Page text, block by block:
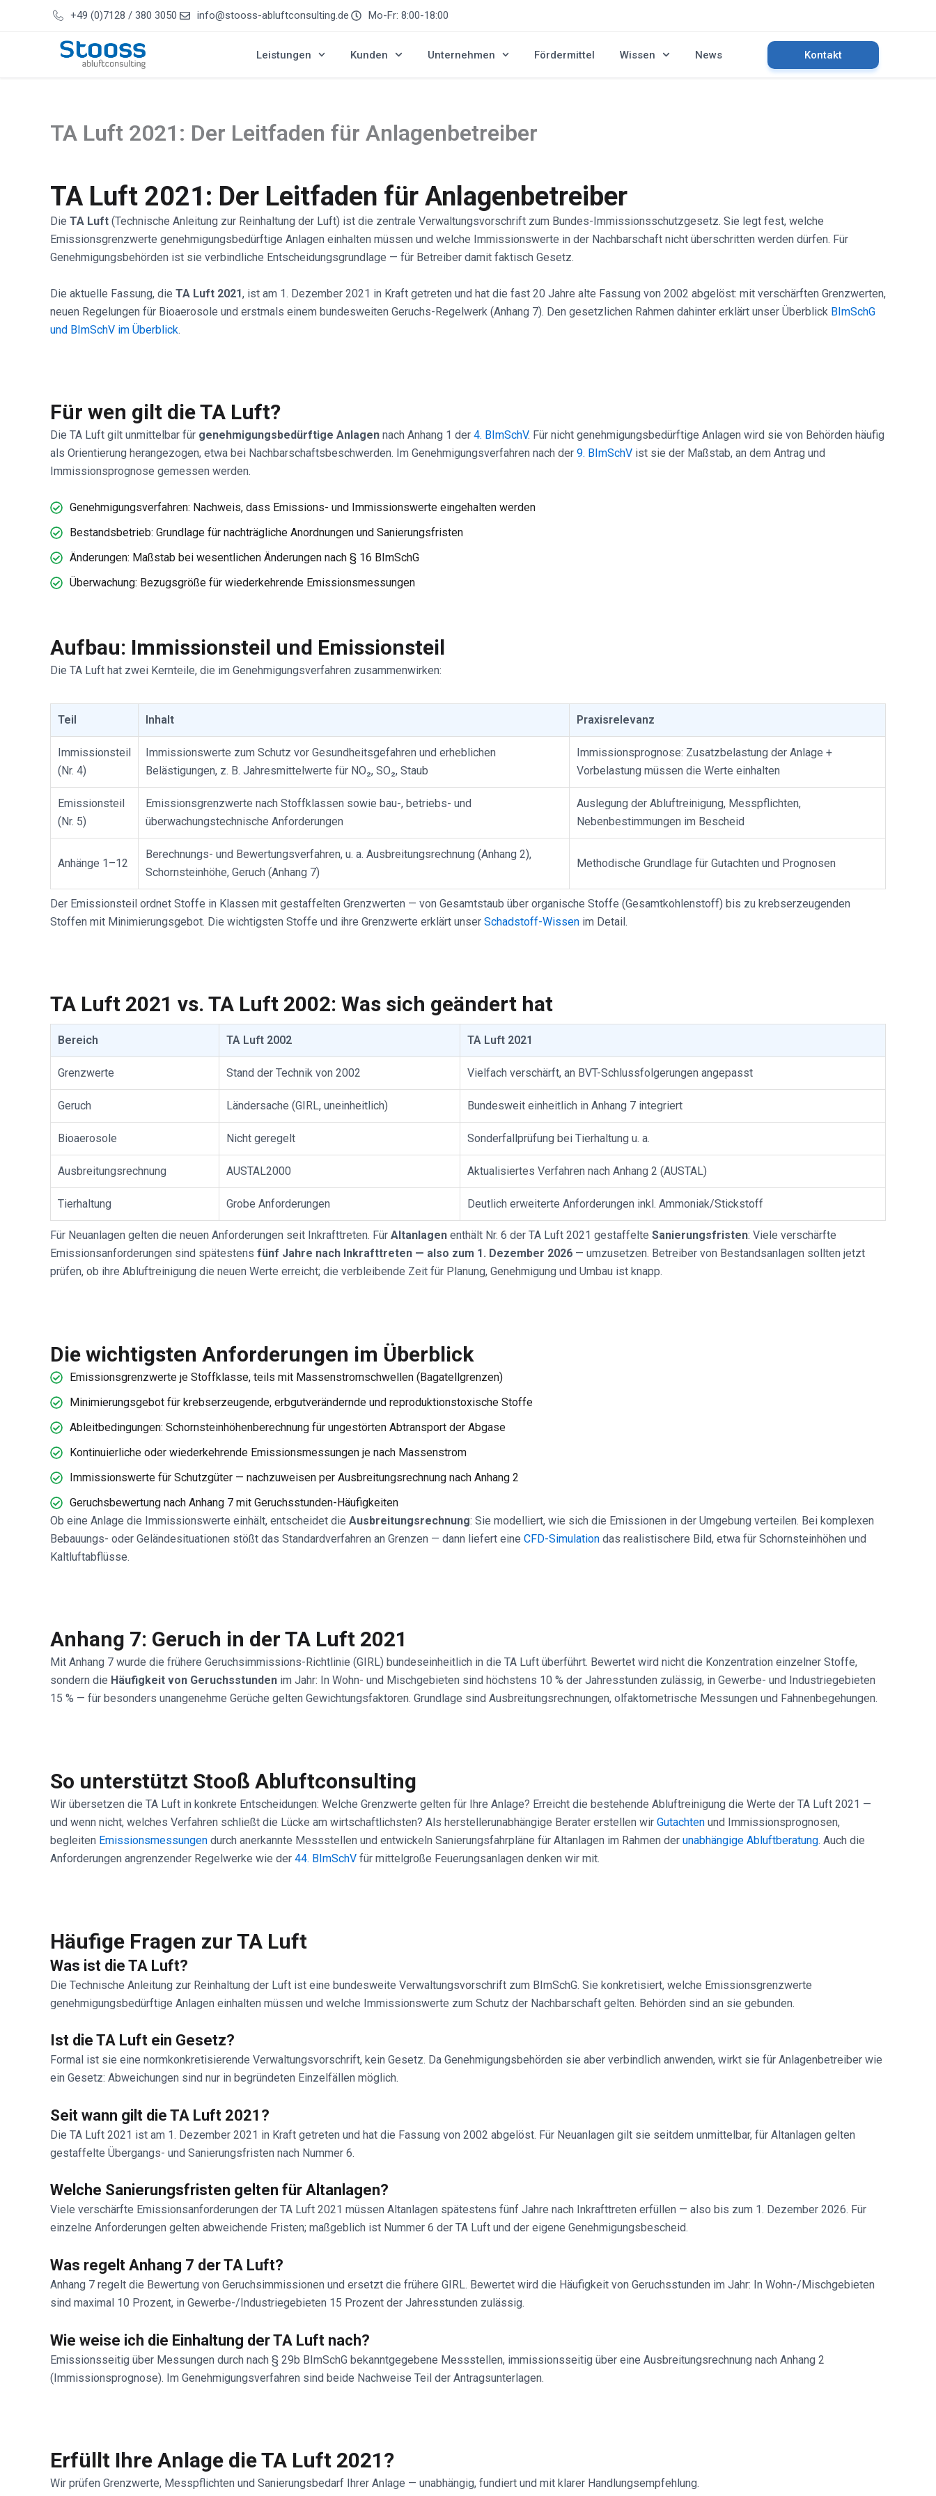
+49 (0)7128 / 380 3050 info@stooss-abluftconsulting.de Mo-Fr: 8:00-18:00
Leistungen Kunden Unternehmen Fördermittel Wissen News Kontakt
TA Luft 2021: Der Leitfaden für Anlagenbetreiber
TA Luft 2021: Der Leitfaden für Anlagenbetreiber
Die TA Luft (Technische Anleitung zur Reinhaltung der Luft) ist die zentrale Verwaltungsvorschrift zum Bundes-Immissionsschutzgesetz. Sie legt fest, welche
Emissionsgrenzwerte genehmigungsbedürftige Anlagen einhalten müssen und welche Immissionswerte in der Nachbarschaft nicht überschritten werden dürfen. Für
Genehmigungsbehörden ist sie verbindliche Entscheidungsgrundlage — für Betreiber damit faktisch Gesetz.
Die aktuelle Fassung, die TA Luft 2021, ist am 1. Dezember 2021 in Kraft getreten und hat die fast 20 Jahre alte Fassung von 2002 abgelöst: mit verschärften Grenzwerten,
neuen Regelungen für Bioaerosole und erstmals einem bundesweiten Geruchs-Regelwerk (Anhang 7). Den gesetzlichen Rahmen dahinter erklärt unser Überblick BImSchG
und BImSchV im Überblick.
Für wen gilt die TA Luft?
Die TA Luft gilt unmittelbar für genehmigungsbedürftige Anlagen nach Anhang 1 der 4. BImSchV. Für nicht genehmigungsbedürftige Anlagen wird sie von Behörden häufig
als Orientierung herangezogen, etwa bei Nachbarschaftsbeschwerden. Im Genehmigungsverfahren nach der 9. BImSchV ist sie der Maßstab, an dem Antrag und
Immissionsprognose gemessen werden.
Genehmigungsverfahren: Nachweis, dass Emissions- und Immissionswerte eingehalten werden
Bestandsbetrieb: Grundlage für nachträgliche Anordnungen und Sanierungsfristen
Änderungen: Maßstab bei wesentlichen Änderungen nach § 16 BImSchG
Überwachung: Bezugsgröße für wiederkehrende Emissionsmessungen
Aufbau: Immissionsteil und Emissionsteil
Die TA Luft hat zwei Kernteile, die im Genehmigungsverfahren zusammenwirken:
Teil Inhalt Praxisrelevanz
Immissionsteil
(Nr. 4)
Immissionswerte zum Schutz vor Gesundheitsgefahren und erheblichen
Belästigungen, z. B. Jahresmittelwerte für NO₂, SO₂, Staub
Immissionsprognose: Zusatzbelastung der Anlage +
Vorbelastung müssen die Werte einhalten
Emissionsteil
(Nr. 5)
Emissionsgrenzwerte nach Stoffklassen sowie bau-, betriebs- und
überwachungstechnische Anforderungen
Auslegung der Abluftreinigung, Messpflichten,
Nebenbestimmungen im Bescheid
Anhänge 1–12
Berechnungs- und Bewertungsverfahren, u. a. Ausbreitungsrechnung (Anhang 2),
Schornsteinhöhe, Geruch (Anhang 7)
Methodische Grundlage für Gutachten und Prognosen
Der Emissionsteil ordnet Stoffe in Klassen mit gestaffelten Grenzwerten — von Gesamtstaub über organische Stoffe (Gesamtkohlenstoff) bis zu krebserzeugenden
Stoffen mit Minimierungsgebot. Die wichtigsten Stoffe und ihre Grenzwerte erklärt unser Schadstoff-Wissen im Detail.
TA Luft 2021 vs. TA Luft 2002: Was sich geändert hat
Bereich TA Luft 2002 TA Luft 2021
Grenzwerte Stand der Technik von 2002 Vielfach verschärft, an BVT-Schlussfolgerungen angepasst
Geruch Ländersache (GIRL, uneinheitlich) Bundesweit einheitlich in Anhang 7 integriert
Bioaerosole Nicht geregelt Sonderfallprüfung bei Tierhaltung u. a.
Ausbreitungsrechnung AUSTAL2000 Aktualisiertes Verfahren nach Anhang 2 (AUSTAL)
Tierhaltung Grobe Anforderungen Deutlich erweiterte Anforderungen inkl. Ammoniak/Stickstoff
Für Neuanlagen gelten die neuen Anforderungen seit Inkrafttreten. Für Altanlagen enthält Nr. 6 der TA Luft 2021 gestaffelte Sanierungsfristen: Viele verschärfte
Emissionsanforderungen sind spätestens fünf Jahre nach Inkrafttreten — also zum 1. Dezember 2026 — umzusetzen. Betreiber von Bestandsanlagen sollten jetzt
prüfen, ob ihre Abluftreinigung die neuen Werte erreicht; die verbleibende Zeit für Planung, Genehmigung und Umbau ist knapp.
Die wichtigsten Anforderungen im Überblick
Emissionsgrenzwerte je Stoffklasse, teils mit Massenstromschwellen (Bagatellgrenzen)
Minimierungsgebot für krebserzeugende, erbgutverändernde und reproduktionstoxische Stoffe
Ableitbedingungen: Schornsteinhöhenberechnung für ungestörten Abtransport der Abgase
Kontinuierliche oder wiederkehrende Emissionsmessungen je nach Massenstrom
Immissionswerte für Schutzgüter — nachzuweisen per Ausbreitungsrechnung nach Anhang 2
Geruchsbewertung nach Anhang 7 mit Geruchsstunden-Häufigkeiten
Ob eine Anlage die Immissionswerte einhält, entscheidet die Ausbreitungsrechnung: Sie modelliert, wie sich die Emissionen in der Umgebung verteilen. Bei komplexen
Bebauungs- oder Geländesituationen stößt das Standardverfahren an Grenzen — dann liefert eine CFD-Simulation das realistischere Bild, etwa für Schornsteinhöhen und
Kaltluftabflüsse.
Anhang 7: Geruch in der TA Luft 2021
Mit Anhang 7 wurde die frühere Geruchsimmissions-Richtlinie (GIRL) bundeseinheitlich in die TA Luft überführt. Bewertet wird nicht die Konzentration einzelner Stoffe,
sondern die Häufigkeit von Geruchsstunden im Jahr: In Wohn- und Mischgebieten sind höchstens 10 % der Jahresstunden zulässig, in Gewerbe- und Industriegebieten
15 % — für besonders unangenehme Gerüche gelten Gewichtungsfaktoren. Grundlage sind Ausbreitungsrechnungen, olfaktometrische Messungen und Fahnenbegehungen.
So unterstützt Stooß Abluftconsulting
Wir übersetzen die TA Luft in konkrete Entscheidungen: Welche Grenzwerte gelten für Ihre Anlage? Erreicht die bestehende Abluftreinigung die Werte der TA Luft 2021 —
und wenn nicht, welches Verfahren schließt die Lücke am wirtschaftlichsten? Als herstellerunabhängige Berater erstellen wir Gutachten und Immissionsprognosen,
begleiten Emissionsmessungen durch anerkannte Messstellen und entwickeln Sanierungsfahrpläne für Altanlagen im Rahmen der unabhängige Abluftberatung. Auch die
Anforderungen angrenzender Regelwerke wie der 44. BImSchV für mittelgroße Feuerungsanlagen denken wir mit.
Häufige Fragen zur TA Luft
Was ist die TA Luft?
Die Technische Anleitung zur Reinhaltung der Luft ist eine bundesweite Verwaltungsvorschrift zum BImSchG. Sie konkretisiert, welche Emissionsgrenzwerte
genehmigungsbedürftige Anlagen einhalten müssen und welche Immissionswerte zum Schutz der Nachbarschaft gelten. Behörden sind an sie gebunden.
Ist die TA Luft ein Gesetz?
Formal ist sie eine normkonkretisierende Verwaltungsvorschrift, kein Gesetz. Da Genehmigungsbehörden sie aber verbindlich anwenden, wirkt sie für Anlagenbetreiber wie
ein Gesetz: Abweichungen sind nur in begründeten Einzelfällen möglich.
Seit wann gilt die TA Luft 2021?
Die TA Luft 2021 ist am 1. Dezember 2021 in Kraft getreten und hat die Fassung von 2002 abgelöst. Für Neuanlagen gilt sie seitdem unmittelbar, für Altanlagen gelten
gestaffelte Übergangs- und Sanierungsfristen nach Nummer 6.
Welche Sanierungsfristen gelten für Altanlagen?
Viele verschärfte Emissionsanforderungen der TA Luft 2021 müssen Altanlagen spätestens fünf Jahre nach Inkrafttreten erfüllen — also bis zum 1. Dezember 2026. Für
einzelne Anforderungen gelten abweichende Fristen; maßgeblich ist Nummer 6 der TA Luft und der eigene Genehmigungsbescheid.
Was regelt Anhang 7 der TA Luft?
Anhang 7 regelt die Bewertung von Geruchsimmissionen und ersetzt die frühere GIRL. Bewertet wird die Häufigkeit von Geruchsstunden im Jahr: In Wohn-/Mischgebieten
sind maximal 10 Prozent, in Gewerbe-/Industriegebieten 15 Prozent der Jahresstunden zulässig.
Wie weise ich die Einhaltung der TA Luft nach?
Emissionsseitig über Messungen durch nach § 29b BImSchG bekanntgegebene Messstellen, immissionsseitig über eine Ausbreitungsrechnung nach Anhang 2
(Immissionsprognose). Im Genehmigungsverfahren sind beide Nachweise Teil der Antragsunterlagen.
Erfüllt Ihre Anlage die TA Luft 2021?
Wir prüfen Grenzwerte, Messpflichten und Sanierungsbedarf Ihrer Anlage — unabhängig, fundiert und mit klarer Handlungsempfehlung.